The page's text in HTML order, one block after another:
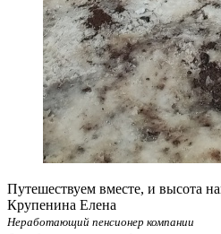
Путешествуем вместе, и высота
Крупенина Елена
Неработающий пенсионер компании